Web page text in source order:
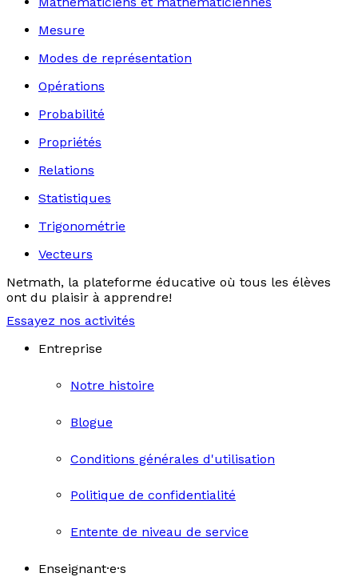
Mesure
Modes de représentation
Opérations
Probabilité
Propriétés
Relations
Statistiques
Trigonométrie
Vecteurs
Netmath, la plateforme éducative où tous les élèves
ont du plaisir à apprendre!
Essayez nos activités
Entreprise
Notre histoire
Blogue
Conditions générales d'utilisation
Politique de confidentialité
Entente de niveau de service
Enseignant·e·s